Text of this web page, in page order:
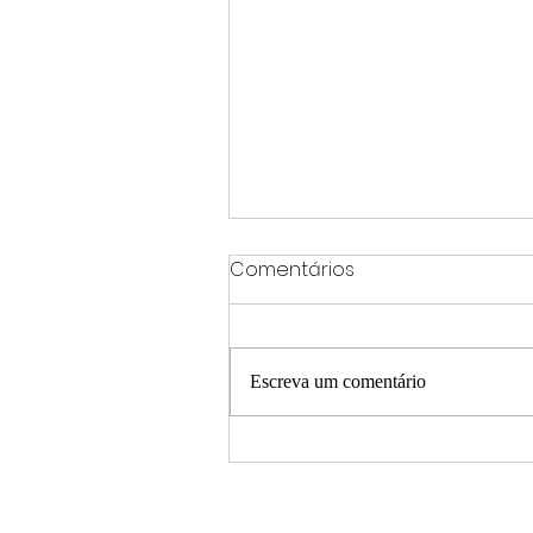
Coluna Fatos e Versões
Comentários
Escreva um comentário